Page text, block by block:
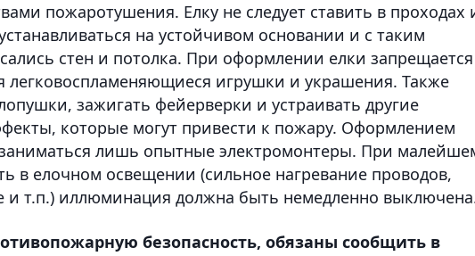
пожаротушения. Елку не следует ставить в проходах
на устойчивом основании и с таким
стен и потолка. При оформлении елки запрещается
легковоспламеняющиеся игрушки и украшения. Также
зажигать фейерверки и устраивать другие
которые могут привести к пожару. Оформлением
лишь опытные электромонтеры. При
в елочном освещении (сильное нагревание проводов,
и т.п.) иллюминация должна быть немедленно
безопасность, обязаны сообщить в